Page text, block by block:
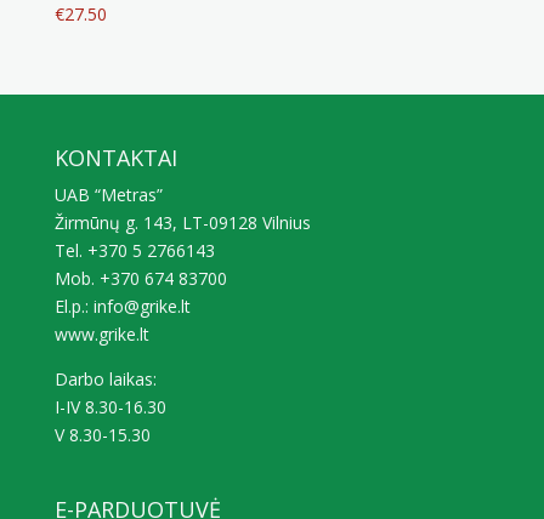
€27.50
KONTAKTAI
UAB “Metras”
Žirmūnų g. 143, LT-09128 Vilnius
Tel. +370 5 2766143
Mob. +370 674 83700
El.p.: info@grike.lt
www.grike.lt
Darbo laikas:
I-IV 8.30-16.30
V 8.30-15.30
E-PARDUOTUVĖ